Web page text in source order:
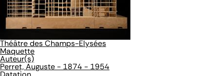
Théâtre des Champs-Elysées
Maquette
Auteur(s)
Perret, Auguste - 1874 - 1954